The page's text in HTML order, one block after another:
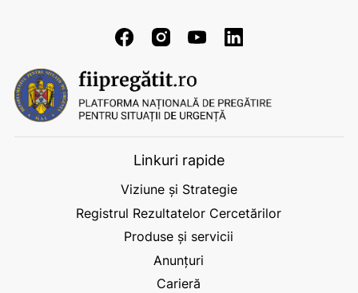
Linkuri rapide
Viziune și Strategie
Registrul Rezultatelor Cercetărilor
Produse și servicii
Anunțuri
Carieră